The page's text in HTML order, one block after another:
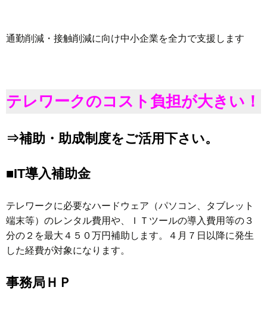
通勤削減・接触削減に向け中小企業を全力で支援します
テレワークのコスト負担が大きい！
⇒補助・助成制度をご活用下さい。
■IT導入補助金
テレワークに必要なハードウェア（パソコン、タブレット
端末等）のレンタル費用や、ＩＴツールの導入費用等の３
分の２を最大４５０万円補助します。４月７日以降に発生
した経費が対象になります。
事務局ＨＰ